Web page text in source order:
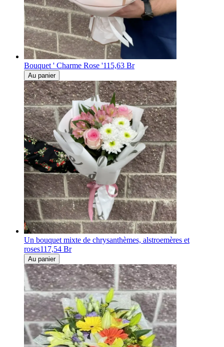
Bouquet ' Charme Rose '115,63 Br
Au panier
Un bouquet mixte de chrysanthèmes, alstroemères et
roses117,54 Br
Au panier